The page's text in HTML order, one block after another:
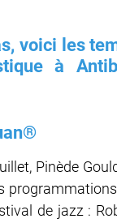
voici les
à
Pinède
de jazz :